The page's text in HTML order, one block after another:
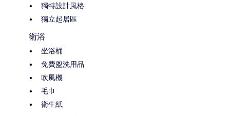
獨特設計風格
獨立起居區
衛浴
坐浴桶
免費盥洗用品
吹風機
毛巾
衛生紙